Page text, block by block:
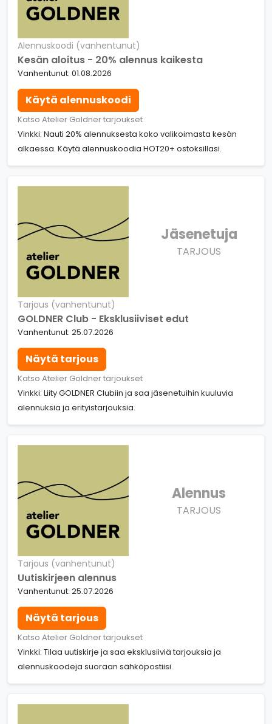
Alennuskoodi (vanhentunut)
Kesän aloitus - 20% alennus kaikesta
Vanhentunut: 01.08.2026
Käytä alennuskoodi
Katso Atelier Goldner tarjoukset
Vinkki: Nauti 20% alennuksesta koko valikoimasta kesän
alkaessa. Käytä alennuskoodia HOT20+ ostoksillasi.
Jäsenetuja
TARJOUS
Tarjous (vanhentunut)
GOLDNER Club - Eksklusiiviset edut
Vanhentunut: 25.07.2026
Näytä tarjous
Katso Atelier Goldner tarjoukset
Vinkki: Liity GOLDNER Clubiin ja saa jäsenetuihin kuuluvia
alennuksia ja erityistarjouksia.
Alennus
TARJOUS
Tarjous (vanhentunut)
Uutiskirjeen alennus
Vanhentunut: 25.07.2026
Näytä tarjous
Katso Atelier Goldner tarjoukset
Vinkki: Tilaa uutiskirje ja saa eksklusiiviä tarjouksia ja
alennuskoodeja suoraan sähköpostiisi.